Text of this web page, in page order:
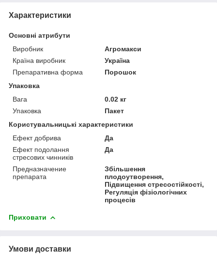
Характеристики
Основні атрибути
Виробник
Агромакси
Країна виробник
Україна
Препаративна форма
Порошок
Упаковка
Вага
0.02 кг
Упаковка
Пакет
Користувальницькі характеристики
Ефект добрива
Да
Ефект подолання
стресових чинників
Да
Предназначение
препарата
Збільшення
плодоутворення,
Підвищення стресостійкості,
Регуляція фізіологічних
процесів
Приховати
Умови доставки